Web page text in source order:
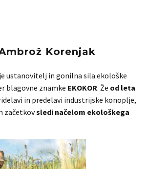
Korenjak
ustanovitelj in gonilna sila ekološke
blagovne znamke EKOKOR. Že od leta
in predelavi industrijske konoplje,
začetkovsledi načelom ekološkega